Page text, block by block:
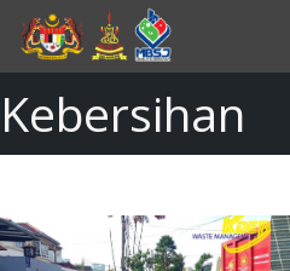
main
content
Kebersihan